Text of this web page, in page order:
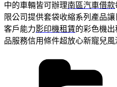
中的車輛皆可辦理南區汽車借款
限公司提供套袋收縮系列產品
客戶能力影印機租賃的彩色機
品服務信用條件超放心新寵兒